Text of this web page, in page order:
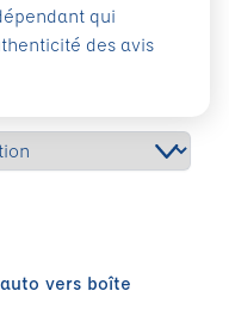
vers boîte
qui
des avis